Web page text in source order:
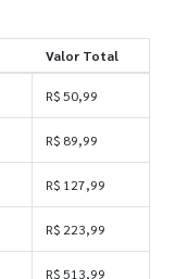
Valor Total
R$ 50,99
R$ 89,99
R$ 127,99
R$ 223,99
R$ 513,99